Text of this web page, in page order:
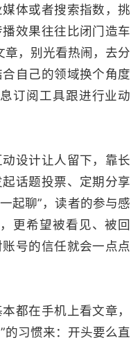
体或者搜索指数，挑
效果往往比闭门造车
章，别光看热闹，去分
自己的领域换个角度
订阅工具跟进行业动
设计让人留下，靠长
话题投票、定期分享
起聊”，读者的参与感
更希望被看见、被回
号的信任就会一点点
都在手机上看文章，
的习惯来：开头要么直